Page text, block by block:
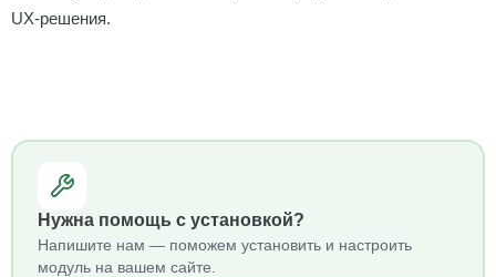
UX-решения.
Нужна помощь с установкой?
Напишите нам — поможем установить и настроить
модуль на вашем сайте.